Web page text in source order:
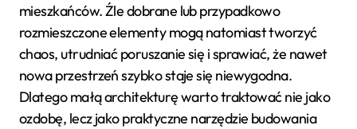
mieszkańców. Źle dobrane lub przypadkowo
rozmieszczone elementy mogą natomiast tworzyć
chaos, utrudniać poruszanie się i sprawiać, że nawet
nowa przestrzeń szybko staje się niewygodna.
Dlatego małą architekturę warto traktować nie jako
ozdobę, lecz jako praktyczne narzędzie budowania